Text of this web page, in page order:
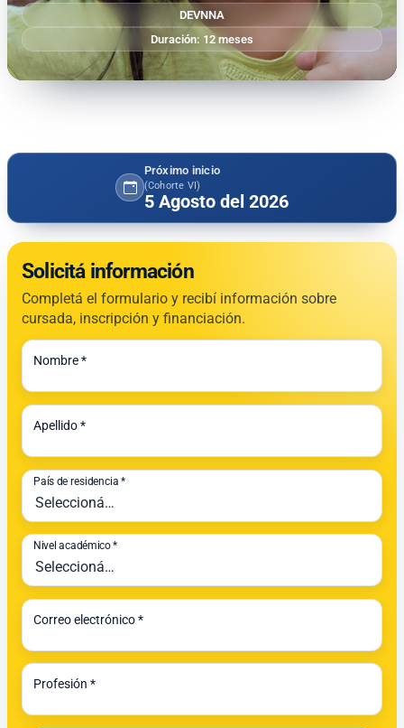
DEVNNA
Duración: 12 meses
Próximo inicio
(Cohorte VI)
5 Agosto del 2026
Solicitá información
Completá el formulario y recibí información sobre
cursada, inscripción y financiación.
Todos los campos son obligatorios.
Nombre *
Apellido *
País de residencia *
Nivel académico *
Correo electrónico *
Profesión *